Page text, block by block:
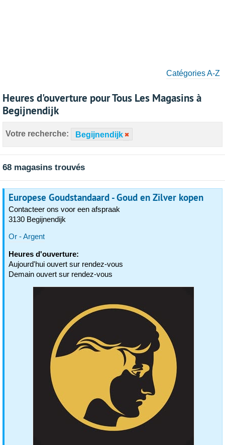
Catégories A-Z
Heures d'ouverture pour Tous Les Magasins à
Begijnendijk
Votre recherche: Begijnendijk
68 magasins trouvés
Europese Goudstandaard - Goud en Zilver kopen
Contacteer ons voor een afspraak
3130 Begijnendijk
Or - Argent
Heures d'ouverture:
Aujourd'hui ouvert sur rendez-vous
Demain ouvert sur rendez-vous